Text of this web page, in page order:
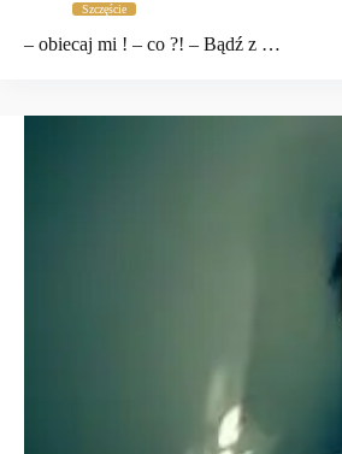
Szczęście
– obiecaj mi ! – co ?! – Bądź z …